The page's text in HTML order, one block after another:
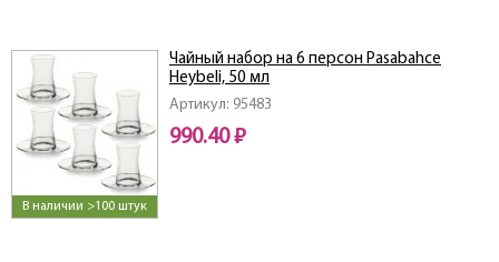
В наличии >100 штук
Артикул: 95483
Чайный набор на 6 персон Pasabahce
Heybeli, 50 мл
990.40 ₽